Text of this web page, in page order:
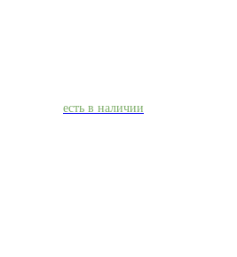
есть в наличии